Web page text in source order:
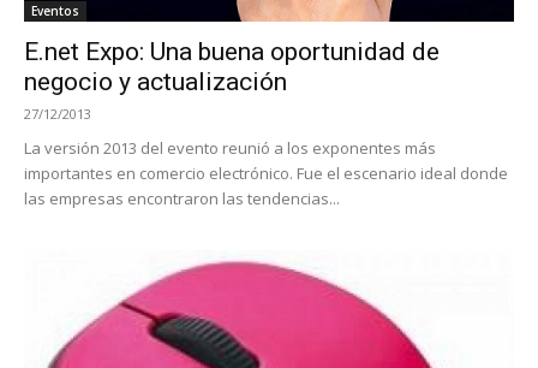
Eventos
E.net Expo: Una buena oportunidad de
negocio y actualización
27/12/2013
La versión 2013 del evento reunió a los exponentes más
importantes en comercio electrónico. Fue el escenario ideal donde
las empresas encontraron las tendencias...